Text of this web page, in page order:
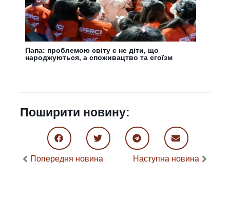
Папа: проблемою світу є не діти, що
народжуються, а споживацтво та егоїзм
Поширити новину:
Попередня новина Наступна новина